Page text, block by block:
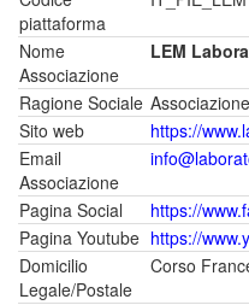
piattaforma
Nome
Associazione
LEM
Ragione Sociale
Sito web
https://
Email
Associazione
Pagina Social
https://
Pagina Youtube https://
Domicilio
Legale/Postale
Corso